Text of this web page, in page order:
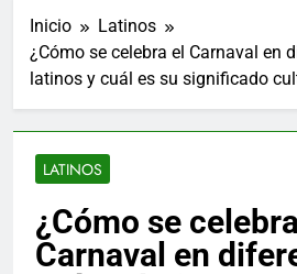
Inicio
Latinos
¿Cómo se celebra el Carnaval en
latinos y cuál es su significado
LATINOS
¿Cómo se
Carnaval en